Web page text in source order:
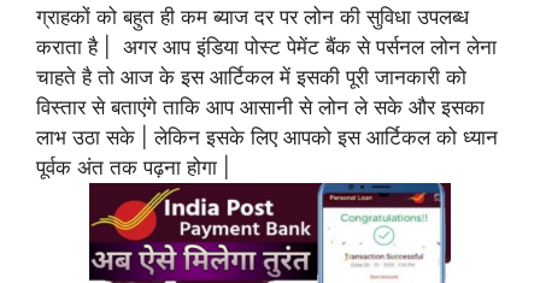
ग्राहकों को बहुत हीकम ब्याज दर पर लोन की सुविधा उपलब्ध
कराता है | अगर आप इंडिया पोस्ट पेमेंट बैंक से पर्सनल लोन लेना
चाहते है तो आज के इस आर्टिकल में इसकी पूरी जानकारी को
विस्तार से बताएंगे ताकि आप आसानी से लोन ले सके और इसका
लाभ उठा सके | लेकिन इसके लिए आपको इस आर्टिकल को ध्यान
पूर्वक अंत तक पढ़ना होगा |